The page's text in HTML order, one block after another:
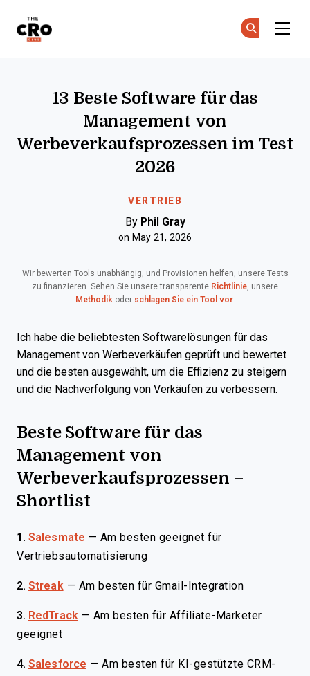
VERTRIEB
13 Beste Software für das
Management von
Werbeverkaufsprozessen im Test
2026
By Phil Gray
on May 21, 2026
Wir bewerten Tools unabhängig, und Provisionen helfen, unsere Tests
zu finanzieren. Sehen Sie unsere transparente Richtlinie, unsere
Methodikoder schlagen Sie ein Tool vor.
Ich habe die beliebtesten Softwarelösungen für das
Management von Werbeverkäufen geprüft und bewertet
und die besten ausgewählt, um die Effizienz zu steigern
und die Nachverfolgung von Verkäufen zu verbessern.
Beste Software für das
Management von
Werbeverkaufsprozessen –
Shortlist
1. Salesmate — Am besten geeignet für
Vertriebsautomatisierung
2. Streak — Am besten für Gmail-Integration
3. RedTrack — Am besten für Affiliate-Marketer
geeignet
4. Salesforce — Am besten für KI-gestützte CRM-